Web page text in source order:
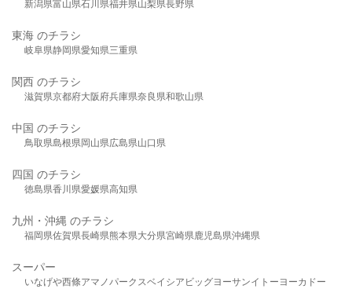
新潟県富山県石川県福井県山梨県長野県
東海 のチラシ
岐阜県静岡県愛知県三重県
関西 のチラシ
滋賀県京都府大阪府兵庫県奈良県和歌山県
中国 のチラシ
鳥取県島根県岡山県広島県山口県
四国 のチラシ
徳島県香川県愛媛県高知県
九州・沖縄 のチラシ
福岡県佐賀県長崎県熊本県大分県宮崎県鹿児島県沖縄県
スーパー
いなげや西條アマノパークスベイシア ビッグヨーサンイトーヨーカドー